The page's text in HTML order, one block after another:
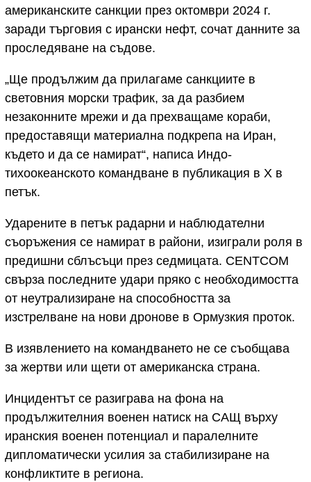
американските санкции през октомври 2024 г.
заради търговия с ирански нефт, сочат данните за
проследяване на съдове.
„Ще продължим да прилагаме санкциите в
световния морски трафик, за да разбием
незаконните мрежи и да прехващаме кораби,
предоставящи материална подкрепа на Иран,
където и да се намират“, написа Индо-
тихоокеанското командване в публикация в X в
петък.
Ударените в петък радарни и наблюдателни
съоръжения се намират в райони, изиграли роля в
предишни сблъсъци през седмицата. CENTCOM
свърза последните удари пряко с необходимостта
от неутрализиране на способността за
изстрелване на нови дронове в Ормузкия проток.
В изявлението на командването не се съобщава
за жертви или щети от американска страна.
Инцидентът се разиграва на фона на
продължителния военен натиск на САЩ върху
иранския военен потенциал и паралелните
дипломатически усилия за стабилизиране на
конфликтите в региона.